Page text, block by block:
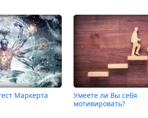
Маркерта
Умеете ли Вы себя
мотивировать?